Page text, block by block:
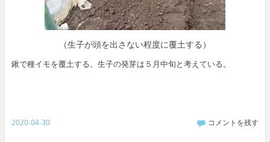
（生子が頭を出さない程度に覆土する）
鍬で種イモを覆土する。生子の発芽は５月中旬と考えている。
2020-04-30 コメントを残す